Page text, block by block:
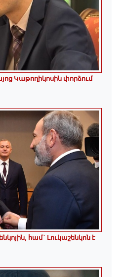
Կաթողիկոսին փորձում
համ` Լուկաշենկոն է